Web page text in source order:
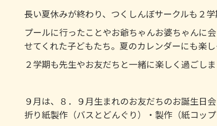
長い夏休みが終わり、つくしんぼサークルも２
プールに行ったことやお爺ちゃんお婆ちゃんに
せてくれた子どもたち。夏のカレンダーにも楽
２学期も先生やお友だちと一緒に楽しく過ごし
９月は、８．９月生まれのお友だちのお誕生日
折り紙製作（バスとどんぐり）・製作（紙コッ